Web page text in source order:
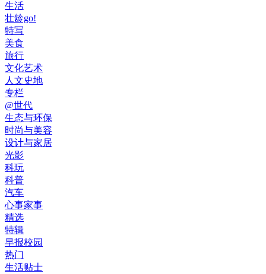
生活
壮龄go!
特写
美食
旅行
文化艺术
人文史地
专栏
@世代
生态与环保
时尚与美容
设计与家居
光影
科玩
科普
汽车
心事家事
精选
特辑
早报校园
热门
生活贴士